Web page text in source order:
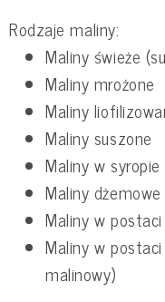
Rodzaje maliny:
Maliny świeże
Maliny mrożone
Maliny
Maliny suszone
Maliny w syropie
Maliny
Maliny w
Maliny w
malinowy)